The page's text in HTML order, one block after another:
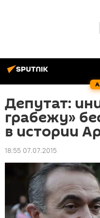
Депутат:
грабежу»
в истории
18:55 07.07.2015